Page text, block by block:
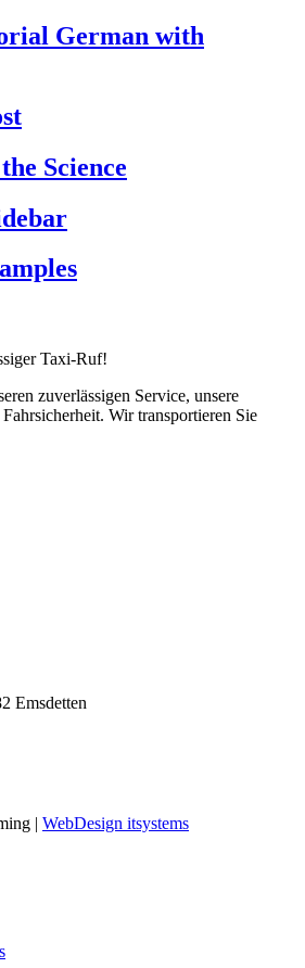
German with
Science
Taxi-Ruf!
zuverlässigen Service, unsere
Wir transportieren Sie
Emsdetten
| WebDesign itsystems